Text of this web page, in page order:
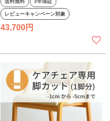
イニングチェア
送料無料 3年保証
レビューキャンペーン対象
43,700